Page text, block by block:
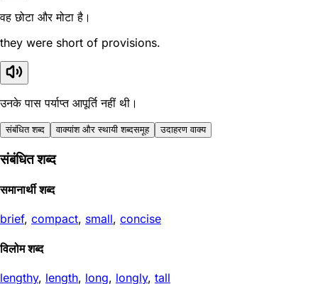
वह छोटा और मोटा है।
they were short of provisions.
उनके पास पर्याप्त आपूर्ति नहीं थी।
संबंधित शब्द वाक्यांश और स्थायी शब्दसमूह उदाहरण वाक्य
संबंधित शब्द
समानार्थी शब्द
brief, compact, small, concise
विलोम शब्द
lengthy, length, long, longly, tall